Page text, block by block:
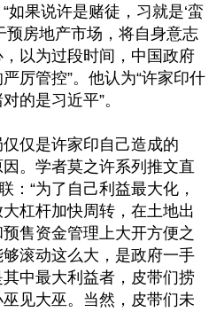
如果说许是赌徒，习就是‘蛮
预房地产市场，将自身意志
以为过段时间，中国政府
厉管控”。他认为“许家印什
的是习近平”。
仅是许家印自己造成的
。学者莫之许系列推文直
：“为了自己利益最大化，
杠杆加快周转，在土地出
售资金管理上大开方便之
滚动这么大，是政府一手
中最大利益者，皮带们捞
见大巫。当然，皮带们未